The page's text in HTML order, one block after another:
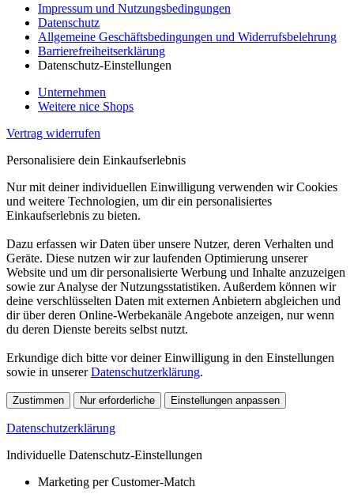
Impressum und Nutzungsbedingungen
Datenschutz
Allgemeine Geschäftsbedingungen und Widerrufsbelehrung
Barrierefreiheitserklärung
Datenschutz-Einstellungen
Unternehmen
Weitere nice Shops
Vertrag widerrufen
Personalisiere dein Einkaufserlebnis
Nur mit deiner individuellen Einwilligung verwenden wir Cookies
und weitere Technologien, um dir ein personalisiertes
Einkaufserlebnis zu bieten.
Dazu erfassen wir Daten über unsere Nutzer, deren Verhalten und
Geräte. Diese nutzen wir zur laufenden Optimierung unserer
Website und um dir personalisierte Werbung und Inhalte anzuzeigen
sowie zur Analyse der Nutzungsstatistiken. Außerdem können wir
deine verschlüsselten Daten mit externen Anbietern abgleichen und
dir über deren Online-Werbekanäle Angebote anzeigen, nur wenn
du deren Dienste bereits selbst nutzt.
Erkundige dich bitte vor deiner Einwilligung in den Einstellungen
sowie in unsererDatenschutzerklärung.
Zustimmen Nur erforderliche Einstellungen anpassen
Datenschutzerklärung
Individuelle Datenschutz-Einstellungen
Marketing per Customer-Match